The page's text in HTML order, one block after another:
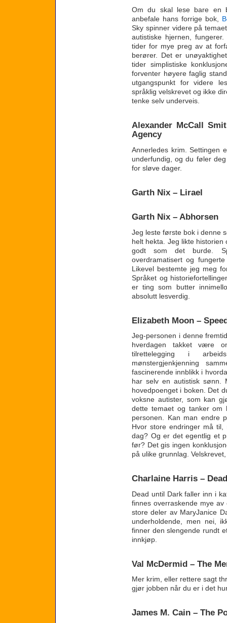
Om du skal lese bare en
anbefale hans forrige bok,
Sky spinner videre på
autistiske hjernen,
tider for mye preg av at
berører. Det er
tider simplistiske
forventer høyere faglig
utgangspunkt for videre
språklig velskrevet og ikke
tenke selv underveis.
Alexander McCall
Agency
Annerledes krim. Settingen
underfundig, og du føler
for sløve dager.
Garth Nix – Lirael
Garth Nix – Abhorsen
Jeg leste første bok i denne
helt hekta. Jeg likte
godt som det burde.
overdramatisert og
Likevel bestemte jeg meg
Språket og
er ting som butter
absolutt lesverdig.
Elizabeth Moon –
Jeg-personen i denne
hverdagen takket være
tilrettelegging i
mønstergjenkjenning
fascinerende innblikk i
har selv en autistisk sønn.
hovedpoenget i boken. Det
voksne autister, som kan
dette temaet og tanker
personen. Kan man endre
Hvor store endringer må
dag? Og er det egentlig et
før? Det gis ingen
på ulike grunnlag.
Charlaine Harris –
Dead until Dark faller inn i
finnes overraskende mye
store deler av MaryJanice
underholdende, men nei,
finner den slengende rundt
innkjøp.
Val McDermid – The
Mer krim, eller rettere sagt
gjør jobben når du er i det
James M. Cain – The